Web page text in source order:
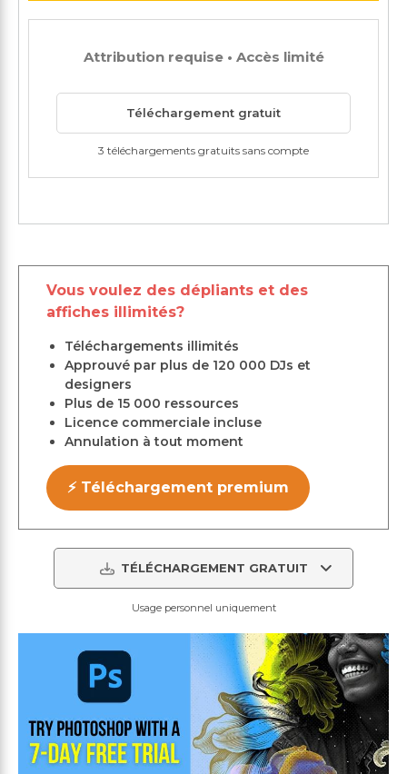
Attribution requise • Accès limité
Téléchargement gratuit
3 téléchargements gratuits sans compte
Vous voulez des dépliants et des
affiches illimités?
Téléchargements illimités
Approuvé par plus de 120 000 DJs et
designers
Plus de 15 000 ressources
Licence commerciale incluse
Annulation à tout moment
⚡ Téléchargement premium
TÉLÉCHARGEMENT GRATUIT
Usage personnel uniquement